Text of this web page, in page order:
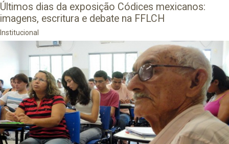
Últimos dias da exposição Códices mexicanos:
imagens, escritura e debate na FFLCH
Institucional